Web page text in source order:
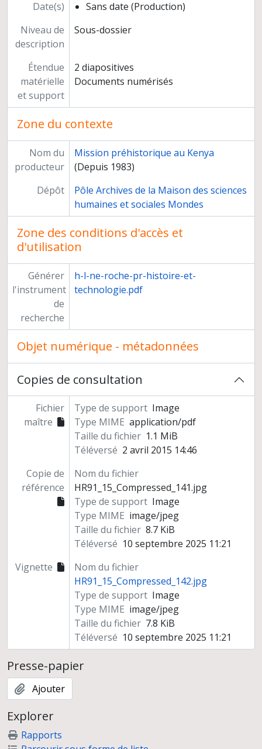
Négatifs et planches-contacts
Dossiers d'analyse
Administration des fouilles
Gestion administrative du West Turkana Archaeological Project (1994-)
Mission de fouilles à Kömurcü Kaletepe (Turquie) sous la direction de Didier Binder et du Professeur Nur Balkan-Alt, du 15 août au 5 octobre 2001
Programmes de recherche
Préparation de publications
Manifestations grand public
Documentation
Correspondance scientifique
Cours et séminaires
Missions de conseil et d'expertise
Carrière
Date(s)
Sans date (Production)
Niveau de
description
Sous-dossier
Étendue
matérielle
et support
2 diapositives
Documents numérisés
Zone du contexte
Nom du
producteur
Mission préhistorique au Kenya
(Depuis 1983)
Dépôt
Pôle Archives de la Maison des sciences
humaines et sociales Mondes
Zone des conditions d'accès et
d'utilisation
Générer
l'instrument
de
recherche
h-l-ne-roche-pr-histoire-et-
technologie.pdf
Objet numérique - métadonnées
Copies de consultation
Fichier
maître
Type de support Image
Type MIME application/pdf
Taille du fichier 1.1 MiB
Téléversé 2 avril 2015 14:46
Copie de
référence
Nom du fichier
HR91_15_Compressed_141.jpg
Type de support Image
Type MIME image/jpeg
Taille du fichier 8.7 KiB
Téléversé 10 septembre 2025 11:21
Vignette
Nom du fichier
HR91_15_Compressed_142.jpg
Type de support Image
Type MIME image/jpeg
Taille du fichier 7.8 KiB
Téléversé 10 septembre 2025 11:21
Presse-papier
Ajouter
Explorer
Rapports